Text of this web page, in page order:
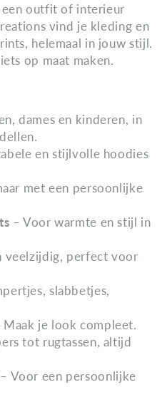
outfit of interieur
vind je kleding en
helemaal in jouw stijl.
op maat maken.
dames en kinderen, in
en stijlvolle hoodies
met een persoonlijke
– Voor warmte en stijl in
veelzijdig, perfect voor
slabbetjes,
Maak je look compleet.
tot rugtassen, altijd
– Voor een persoonlijke